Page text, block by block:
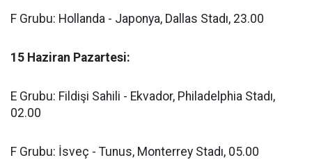
F Grubu: Hollanda - Japonya, Dallas Stadı, 23.00
15 Haziran Pazartesi:
E Grubu: Fildişi Sahili - Ekvador, Philadelphia Stadı,
02.00
F Grubu: İsveç - Tunus, Monterrey Stadı, 05.00